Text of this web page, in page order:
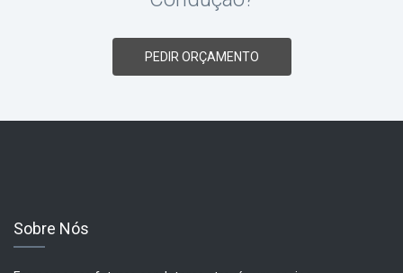
PEDIR ORÇAMENTO
Sobre Nós